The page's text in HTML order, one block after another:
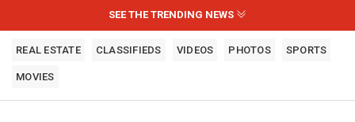
SEE THE TRENDING NEWS
REAL ESTATE CLASSIFIEDS VIDEOS PHOTOS SPORTS
MOVIES